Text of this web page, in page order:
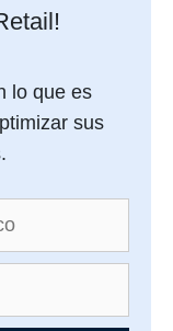
lo que es
sus